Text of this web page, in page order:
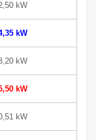
kW
kW
kW
kW
kW